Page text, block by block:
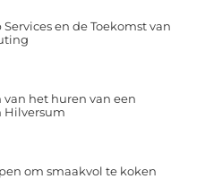
en de Toekomst van
van het huren van een
Hilversum
om smaakvol te koken